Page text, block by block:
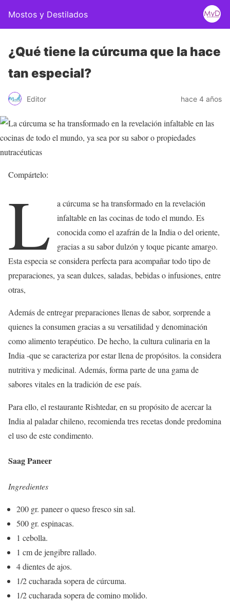
Mostos y Destilados
¿Qué tiene la cúrcuma que la hace
tan especial?
Editor hace 4 años
Compártelo:
L
a cúrcuma se ha transformado en la revelación
infaltable en las cocinas de todo el mundo. Es
conocida como el azafrán de la India o del oriente,
gracias a su sabor dulzón y toque picante amargo.
Esta especia se considera perfecta para acompañar todo tipo de
preparaciones, ya sean dulces, saladas, bebidas o infusiones, entre
otras,
Además de entregar preparaciones llenas de sabor, sorprende a
quienes la consumen gracias a su versatilidad y denominación
como alimento terapéutico. De hecho, la cultura culinaria en la
India -que se caracteriza por estar llena de propósitos. la considera
nutritiva y medicinal. Además, forma parte de una gama de
sabores vitales en la tradición de ese país.
Para ello, el restaurante Rishtedar, en su propósito de acercar la
India al paladar chileno, recomienda tres recetas donde predomina
el uso de este condimento.
Saag Paneer
Ingredientes
200 gr. paneer o queso fresco sin sal.
500 gr. espinacas.
1 cebolla.
1 cm de jengibre rallado.
4 dientes de ajos.
1/2 cucharada sopera de cúrcuma.
1/2 cucharada sopera de comino molido.